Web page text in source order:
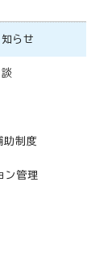
らせ
助制度
ン管理